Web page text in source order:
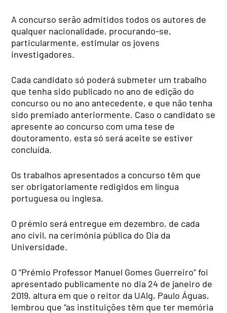
A concurso serão admitidos todos os autores de
qualquer nacionalidade, procurando-se,
particularmente, estimular os jovens
investigadores.
Cada candidato só poderá submeter um trabalho
que tenha sido publicado no ano de edição do
concurso ou no ano antecedente, e que não tenha
sido premiado anteriormente. Caso o candidato se
apresente ao concurso com uma tese de
doutoramento, esta só será aceite se estiver
concluída.
Os trabalhos apresentados a concurso têm que
ser obrigatoriamente redigidos em língua
portuguesa ou inglesa.
O prémio será entregue em dezembro, de cada
ano civil, na cerimónia pública do Dia da
Universidade.
O “Prémio Professor Manuel Gomes Guerreiro” foi
apresentado publicamente no dia 24 de janeiro de
2019, altura em que o reitor da UAlg, Paulo Águas,
lembrou que “as instituições têm que ter memória